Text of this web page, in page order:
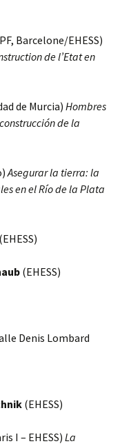
Barcelone/EHESS)
de l’Etat en
de Murcia)Hombres
de la
Asegurar la tierra: la
en el Río de la Plata
(EHESS)
(EHESS)
Denis Lombard
(EHESS)
I – EHESS)La